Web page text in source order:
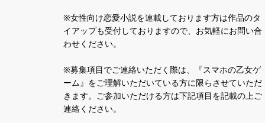
※女性向け恋愛小説を連載しております方は作品のタ
イアップも受付しておりますので、お気軽にお問い合
わせください。
※募集項目でご連絡いただく際は、『スマホの乙女ゲ
ーム』をご理解いただいている方に限らさせていただ
きます。ご参加いただける方は下記項目を記載の上ご
連絡ください。